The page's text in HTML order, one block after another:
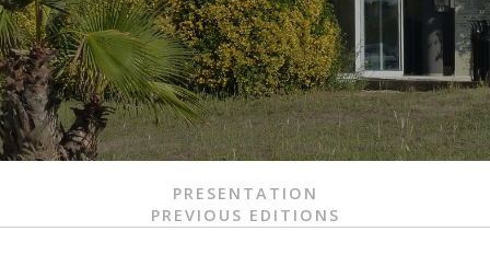
PRESENTATION
PREVIOUS EDITIONS